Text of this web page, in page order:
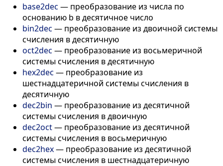
base2dec — преобразование из числа по
основанию b в десятичное число
bin2dec — преобразование из двоичной системы
счисления в десятичную
oct2dec — преобразование из восьмеричной
системы счисления в десятичную
hex2dec — преобразование из
шестнадцатеричной системы счисления в
десятичную
dec2bin — преобразование из десятичной
системы счисления в двоичную
dec2oct— преобразование из десятичной
системы счисления в восьмеричную
dec2hex— преобразование из десятичной
системы счисления в шестнадцатеричную